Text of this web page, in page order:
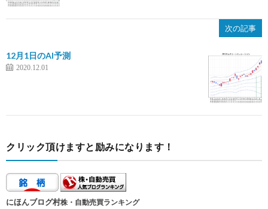
次の記事
12月1日のAI予測
2020.12.01
クリック頂けますと励みになります！
にほんブログ村株・自動売買ランキング